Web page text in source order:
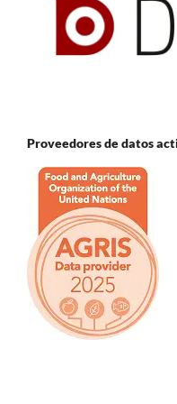
Proveedores de datos